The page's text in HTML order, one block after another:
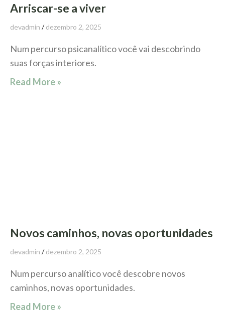
Arriscar-se a viver
devadmin dezembro 2, 2025
Num percurso psicanalítico você vai descobrindo
suas forças interiores.
Read More »
Novos caminhos, novas oportunidades
devadmin dezembro 2, 2025
Num percurso analítico você descobre novos
caminhos, novas oportunidades.
Read More »